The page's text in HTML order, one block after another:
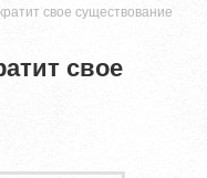
свое существование
свое